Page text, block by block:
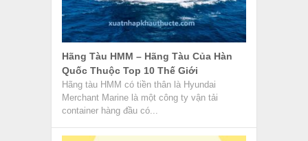
Hãng Tàu HMM – Hãng Tàu Của Hàn
Quốc Thuộc Top 10 Thế Giới
Hãng tàu HMM có tiền thân là Hyundai
Merchant Marine là một công ty vận tải
container hàng đầu có...